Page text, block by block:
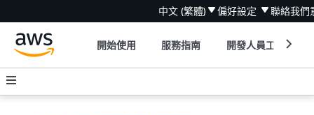
中文 (繁體) 偏好設定 聯絡我們
開始使用 服務指南 開發人員工具